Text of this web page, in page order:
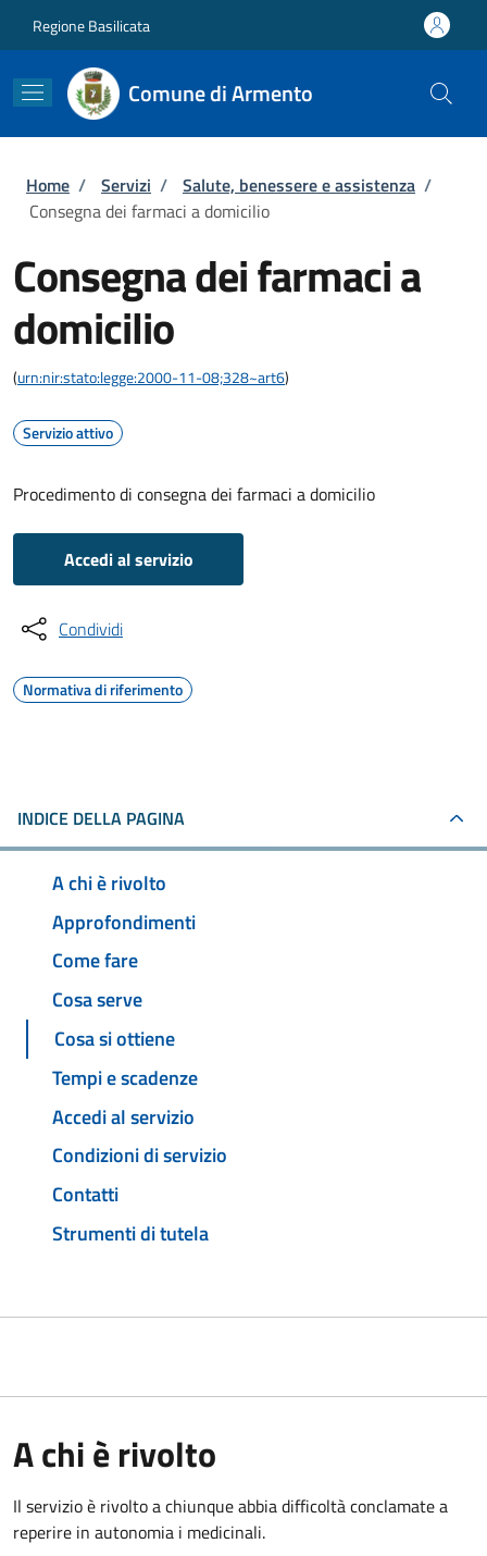
Regione Basilicata
Comune di Armento
Briciole di pane
Home / Servizi / Salute, benessere e assistenza /
Consegna dei farmaci a domicilio
Consegna dei farmaci a
domicilio
(urn:nir:stato:legge:2000-11-08;328~art6)
Servizio attivo
Procedimento di consegna dei farmaci a domicilio
Accedi al servizio
Condividi
Normativa di riferimento
INDICE DELLA PAGINA
A chi è rivolto
Approfondimenti
Come fare
Cosa serve
Cosa si ottiene
Tempi e scadenze
Accedi al servizio
Condizioni di servizio
Contatti
Strumenti di tutela
A chi è rivolto
Il servizio è rivolto a chiunque abbia difficoltà conclamate a
reperire in autonomia i medicinali.